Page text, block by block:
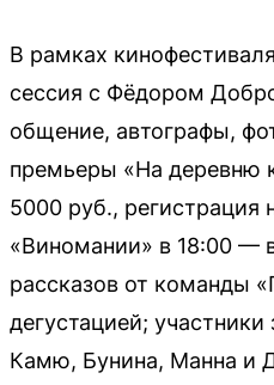
В рамках
сессия с Фёдором
общение, автографы,
премьеры «На деревню
5000 руб., регистрация
«Виномании» в 18:00 —
рассказов от команды
дегустацией;
Камю, Бунина, Манна и